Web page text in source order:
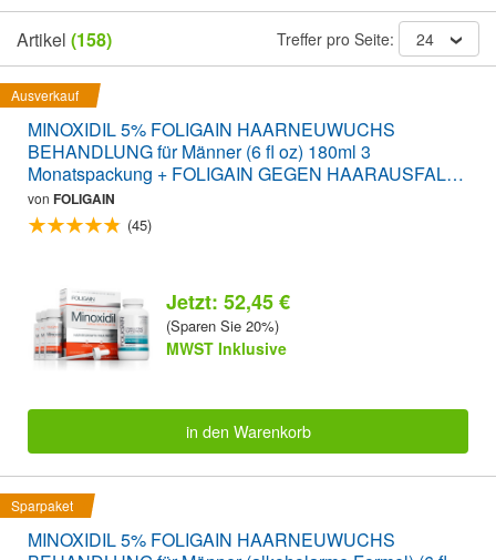
Artikel (158) Treffer pro Seite: 24
Ausverkauf
MINOXIDIL 5% FOLIGAIN HAARNEUWUCHS
BEHANDLUNG für Männer (6 fl oz) 180ml 3
Monatspackung + FOLIGAIN GEGEN HAARAUSFALL
120 Tabletten SPARPAKET
von FOLIGAIN
(45)
Jetzt: 52,45 €
(Sparen Sie 20%)
MWST Inklusive
in den Warenkorb
Sparpaket
MINOXIDIL 5% FOLIGAIN HAARNEUWUCHS